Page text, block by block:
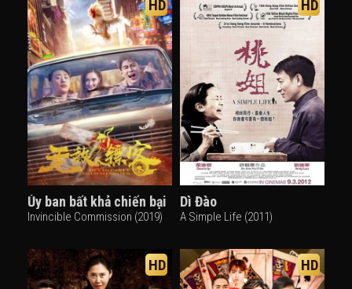
HD
Ủy ban bất khả chiến bại
Invincible Commission (2019)
HD
Dì Đào
A Simple Life (2011)
HD HD